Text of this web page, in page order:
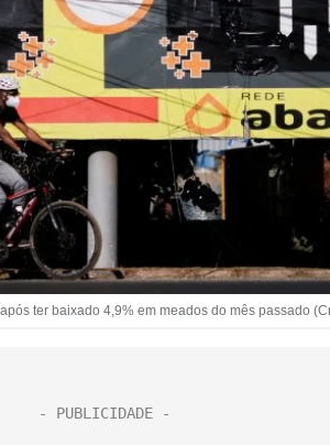
ter baixado 4,9% em meados do mês passado